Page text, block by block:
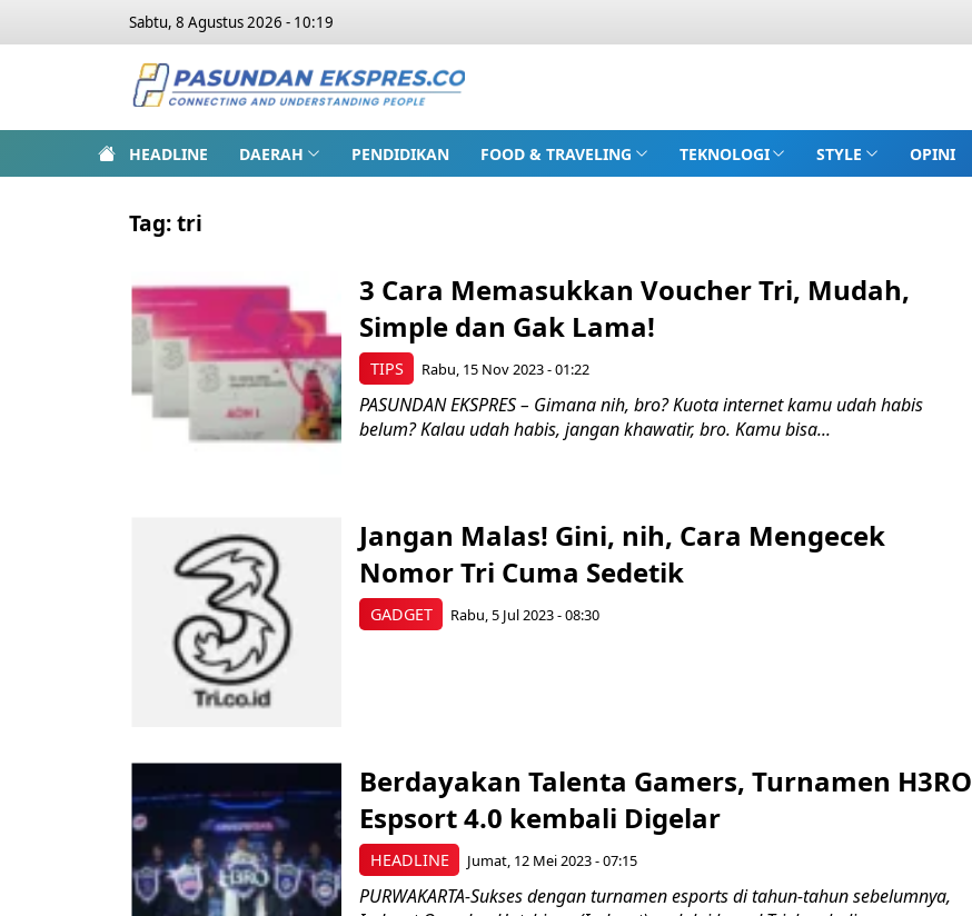
Sabtu, 8 Agustus 2026 - 10:19
HEADLINE DAERAH PENDIDIKAN FOOD & TRAVELING TEKNOLOGI STYLE OPINI
Tag:tri
TIPS
3 Cara Memasukkan Voucher Tri, Mudah,
Simple dan Gak Lama!
Rabu, 15 Nov 2023 - 01:22
PASUNDAN EKSPRES – Gimana nih, bro? Kuota internet kamu udah habis
belum? Kalau udah habis, jangan khawatir, bro. Kamu bisa...
GADGET
Jangan Malas! Gini, nih, Cara Mengecek
Nomor Tri Cuma Sedetik
Rabu, 5 Jul 2023 - 08:30
HEADLINE
Berdayakan Talenta Gamers, Turnamen H3RO
Espsort 4.0 kembali Digelar
Jumat, 12 Mei 2023 - 07:15
PURWAKARTA-Sukses dengan turnamen esports di tahun-tahun sebelumnya,